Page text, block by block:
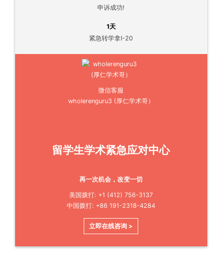
申诉成功!
1天
紧急转学拿I-20
微信客服
wholerenguru3 (厚仁学术哥）
留学生学术紧急应对中心
再一次机会，改变一切
美国拨打: +1 (412) 756-3137
中国拨打: +86 191-2318-4284
立即在线咨询 >